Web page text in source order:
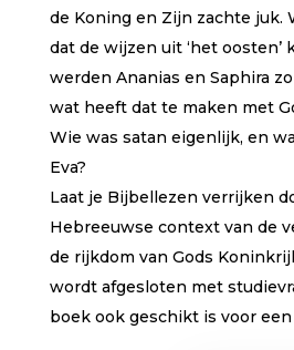
de Koning en Zijn zachte juk.
dat de wijzen uit ‘het oosten’
werden Ananias en Saphira
wat heeft dat te maken met
Wie was satan eigenlijk, en
Eva?
Laat je Bijbellezen verrijken
Hebreeuwse context van de
de rijkdom van Gods
wordt afgesloten met
boek ook geschikt is voor